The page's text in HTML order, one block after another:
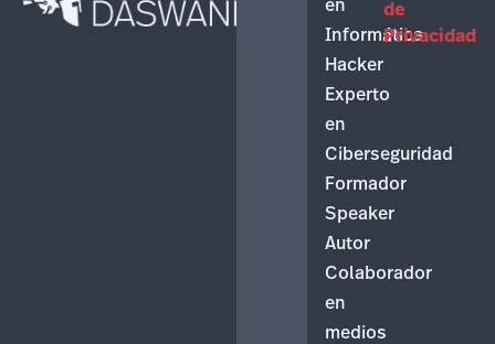
en
Informática
Hacker
Experto
en
Ciberseguridad
Formador
Speaker
Autor
Colaborador
en
medios
de
Privacidad